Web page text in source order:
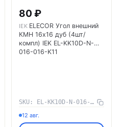
80 ₽
IEK ELECOR Угол внешний
КМН 16х16 дуб (4шт/
компл) IEK EL-KK10D-N-
016-016-K11
SKU: EL-KK10D-N-016-016-K11
12 авг.